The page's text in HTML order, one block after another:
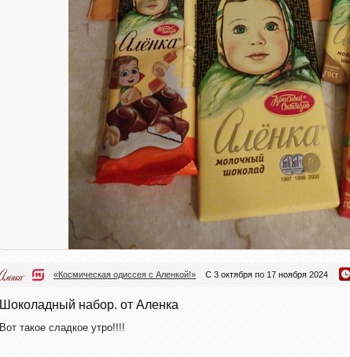
«Космическая одиссея с Аленкой!» С 3 октября по 17 ноября 2024
Шоколадный набор. от Аленка
Вот такое сладкое утро!!!!